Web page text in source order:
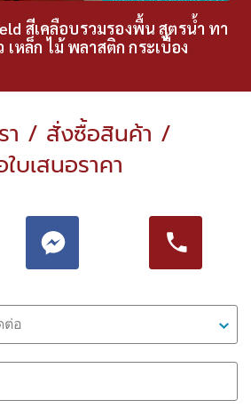
สีเคลือบรวมรองพื้น สูตรน้ำ ทา
หล็ก ไม้ พลาสติก กระเบื้อง
า / สั่งซื้อสินค้า /
บเสนอราคา
ต่อ